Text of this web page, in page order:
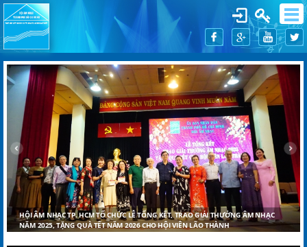
HỘI ÂM NHẠC TP. HCM TỔ CHỨC LỄ TỔNG KẾT, TRAO GIẢI THƯỞNG ÂM NHẠC
NĂM 2025, TẶNG QUÀ TẾT NĂM 2026 CHO HỘI VIÊN LÃO THÀNH